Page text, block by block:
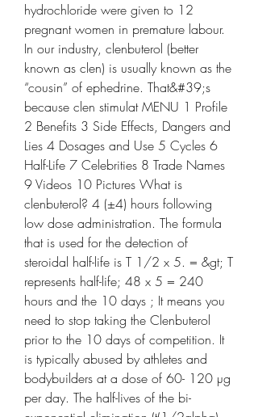
hydrochloride were given to 12
pregnant women in premature labour.
In our industry, clenbuterol (better
known as clen) is usually known as the
“cousin” of ephedrine. That&#39;s
because clen stimulat MENU 1 Profile
2 Benefits 3 Side Effects, Dangers and
Lies 4 Dosages and Use 5 Cycles 6
Half-Life 7 Celebrities 8 Trade Names
9 Videos 10 Pictures What is
clenbuterol? 4 (±4) hours following
low dose administration. The formula
that is used for the detection of
steroidal half-life is T 1/2 x 5. = &gt; T
represents half-life; 48 x 5 = 240
hours and the 10 days ; It means you
need to stop taking the Clenbuterol
prior to the 10 days of competition. It
is typically abused by athletes and
bodybuilders at a dose of 60- 120 µg
per day. The half-lives of the bi-